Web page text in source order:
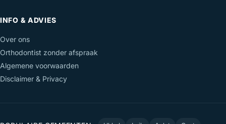
INFO & ADVIES
Over ons
Orthodontist zonder afspraak
Algemene voorwaarden
Disclaimer & Privacy